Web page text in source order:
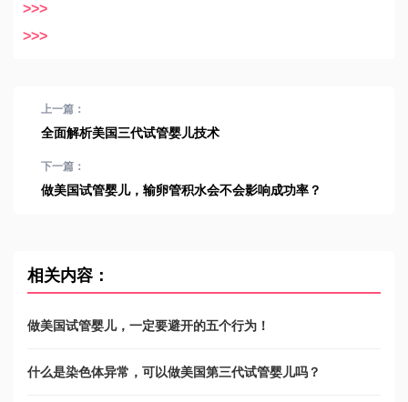
>>>
>>>
上一篇：
全面解析美国三代试管婴儿技术
下一篇：
做美国试管婴儿，输卵管积水会不会影响成功率？
相关内容：
做美国试管婴儿，一定要避开的五个行为！
什么是染色体异常，可以做美国第三代试管婴儿吗？